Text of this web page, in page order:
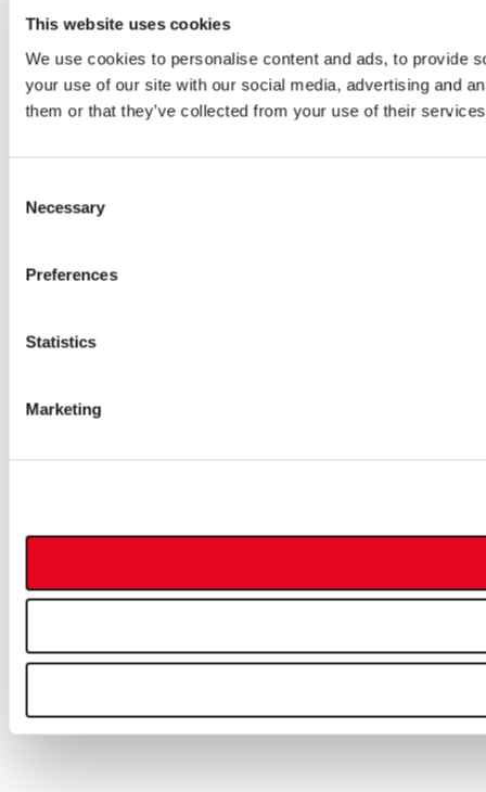
This website uses cookies
We use cookies to personalise content and ads, to provide
your use of our site with our social media, advertising and
them or that they’ve collected from your use of their
Selection
Necessary
Preferences
Statistics
Marketing